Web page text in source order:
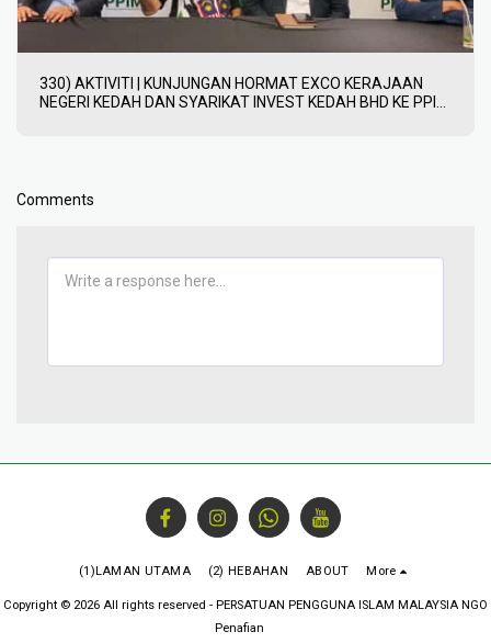
330) AKTIVITI | KUNJUNGAN HORMAT EXCO KERAJAAN
NEGERI KEDAH DAN SYARIKAT INVEST KEDAH BHD KE PPIM
Comments
(1)LAMAN UTAMA (2) HEBAHAN ABOUT More
Copyright © 2026 All rights reserved - PERSATUAN PENGGUNA ISLAM MALAYSIA NGO
Penafian